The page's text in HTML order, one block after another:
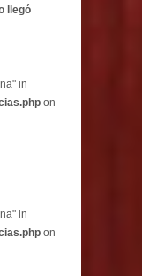
llegó
in
on
in
on